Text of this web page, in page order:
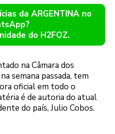
da ARGENTINA no
do H2FOZ.
na Câmara dos
semana passada, tem
oficial em todo o
é de autoria do atual
do país, Julio Cobos.